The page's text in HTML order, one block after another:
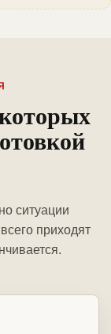
ситуации
приходят